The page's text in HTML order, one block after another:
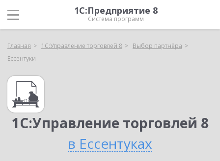
1С:Предприятие 8
Система программ
Главная 1С:Управление торговлей 8
Выбор партнёра
Ессентуки
1С:Управление торговлей 8
в Ессентуках